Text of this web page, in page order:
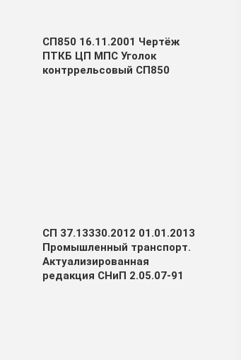
СП850 16.11.2001 Чертёж
ПТКБ ЦП МПС Уголок
контррельсовый СП850
СП 37.13330.2012 01.01.2013
Промышленный транспорт.
Актуализированная
редакция СНиП 2.05.07-91